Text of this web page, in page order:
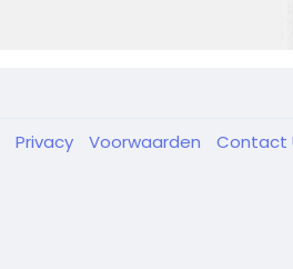
Privacy Voorwaarden Contact